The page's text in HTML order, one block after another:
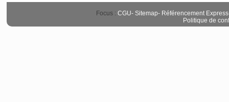
Focus : CGU- Sitemap- Référencement Express
Politique de